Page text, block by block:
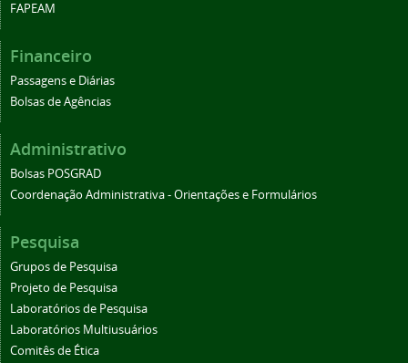
FAPEAM
Financeiro
Passagens e Diárias
Bolsas de Agências
Administrativo
Bolsas POSGRAD
Coordenação Administrativa - Orientações e Formulários
Pesquisa
Grupos de Pesquisa
Projeto de Pesquisa
Laboratórios de Pesquisa
Laboratórios Multiusuários
Comitês de Ética